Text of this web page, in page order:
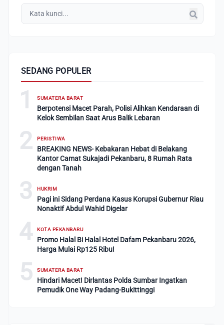
SEDANG POPULER
1 SUMATERA BARAT
Berpotensi Macet Parah, Polisi Alihkan Kendaraan di
Kelok Sembilan Saat Arus Balik Lebaran
2 PERISTIWA
BREAKING NEWS- Kebakaran Hebat di Belakang
Kantor Camat Sukajadi Pekanbaru, 8 Rumah Rata
dengan Tanah
3 HUKRIM
Pagi ini Sidang Perdana Kasus Korupsi Gubernur Riau
Nonaktif Abdul Wahid Digelar
4 KOTA PEKANBARU
Promo Halal Bi Halal Hotel Dafam Pekanbaru 2026,
Harga Mulai Rp125 Ribu!
5 SUMATERA BARAT
Hindari Macet! Dirlantas Polda Sumbar Ingatkan
Pemudik One Way Padang-Bukittinggi